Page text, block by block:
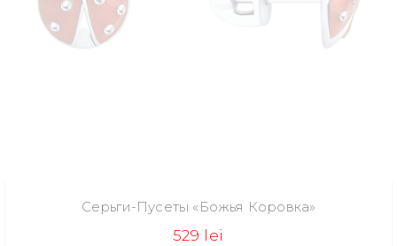
Серьги-Пусеты «Божья Коровка»
529 lei